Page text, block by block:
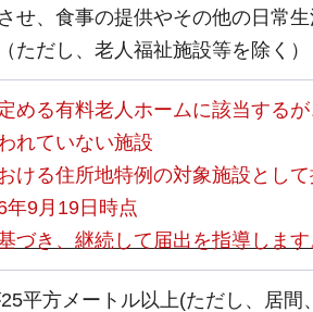
せ、食事の提供やその他の日常
ただし、老人福祉施設等を除く）
める有料老人ホームに該当する
れていない施設
ける住所地特例の対象施設として
9月19日時点
づき、継続して届出を指導します
平方メートル以上(ただし、居間